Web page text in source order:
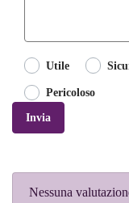
Utile
Pericoloso
Invia
Nessuna